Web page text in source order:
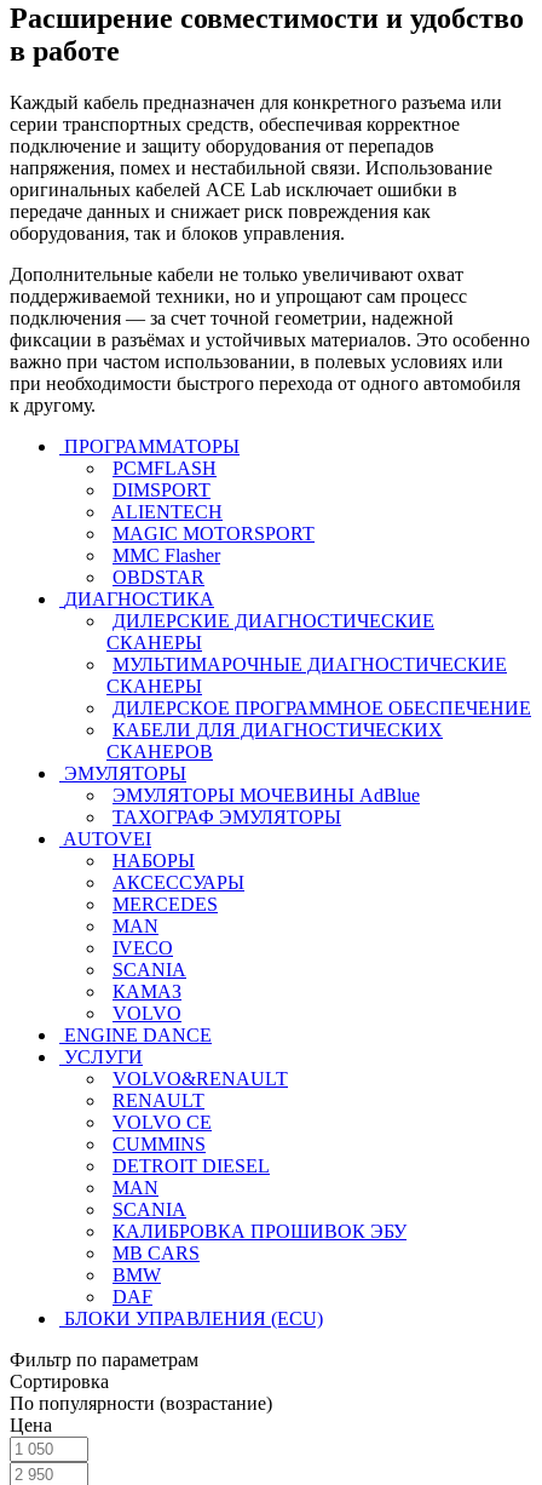
Расширение совместимости и удобство
в работе
Каждый кабель предназначен для конкретного разъема или
серии транспортных средств, обеспечивая корректное
подключение и защиту оборудования от перепадов
напряжения, помех и нестабильной связи. Использование
оригинальных кабелей ACE Lab исключает ошибки в
передаче данных и снижает риск повреждения как
оборудования, так и блоков управления.
Дополнительные кабели не только увеличивают охват
поддерживаемой техники, но и упрощают сам процесс
подключения — за счет точной геометрии, надежной
фиксации в разъёмах и устойчивых материалов. Это особенно
важно при частом использовании, в полевых условиях или
при необходимости быстрого перехода от одного автомобиля
к другому.
ПРОГРАММАТОРЫ
PCMFLASH
DIMSPORT
ALIENTECH
MAGIC MOTORSPORT
MMC Flasher
OBDSTAR
ДИАГНОСТИКА
ДИЛЕРСКИЕ ДИАГНОСТИЧЕСКИЕ
СКАНЕРЫ
МУЛЬТИМАРОЧНЫЕ ДИАГНОСТИЧЕСКИЕ
СКАНЕРЫ
ДИЛЕРСКОЕ ПРОГРАММНОЕ ОБЕСПЕЧЕНИЕ
КАБЕЛИ ДЛЯ ДИАГНОСТИЧЕСКИХ
СКАНЕРОВ
ЭМУЛЯТОРЫ
ЭМУЛЯТОРЫ МОЧЕВИНЫ АdBlue
ТАХОГРАФ ЭМУЛЯТОРЫ
AUTOVEI
НАБОРЫ
АКСЕССУАРЫ
MERCEDES
MAN
IVECO
SCANIA
КАМАЗ
VOLVO
ENGINE DANCE
УСЛУГИ
VOLVO&RENAULT
RENAULT
VOLVO CE
CUMMINS
DETROIT DIESEL
MAN
SCANIA
КАЛИБРОВКА ПРОШИВОК ЭБУ
MB CARS
BMW
DAF
БЛОКИ УПРАВЛЕНИЯ (ECU)
Фильтр по параметрам
Сортировка
По популярности (возрастание)
Цена